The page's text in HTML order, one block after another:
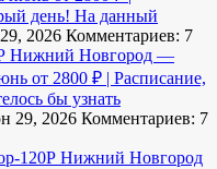
день! На данный
2026 Комментариев: 7
Нижний Новгород —
от 2800 ₽ | Расписание,
бы узнать
29, 2026 Комментариев: 7
120Р Нижний Новгород